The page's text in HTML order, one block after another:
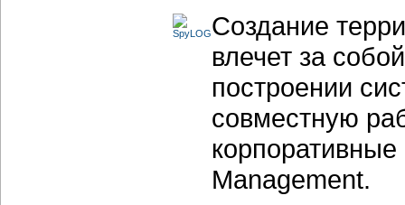
Создание
влечет за
построении
совместную
Management.